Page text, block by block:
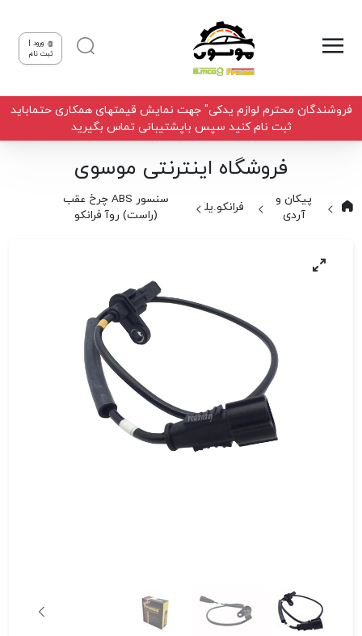
ورود |
ثبت نام
فروشندگان محترم لوازم یدکی" جهت نمایش قیمتهای همکاری حتماباید
ثبت نام کنید سپس باپشتیبانی تماس بگیرید
فروشگاه اینترنتی موسوی
پیکان و
آردی
فرانکو.یلکن
سنسور ABS چرخ عقب
(راست) روآ فرانکو